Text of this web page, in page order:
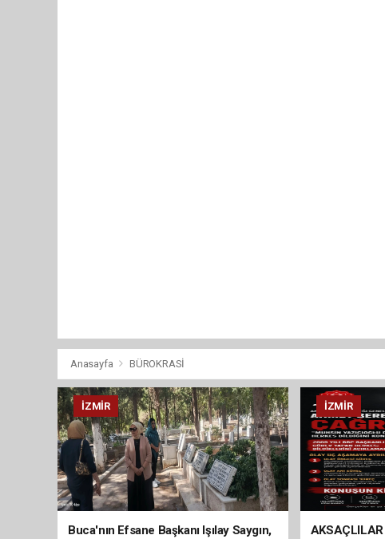
Anasayfa BÜROKRASİ
İZMIR
Buca'nın Efsane Başkanı Işılay Saygın,
İZMIR
AKSAÇLILAR